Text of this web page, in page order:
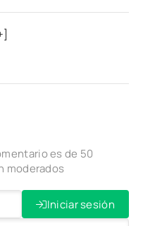
es de 50
moderados
Iniciar sesión